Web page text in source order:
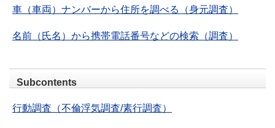
車（車両）ナンバーから住所を調べる（身元調査）
名前（氏名）から携帯電話番号などの検索（調査）
Subcontents
行動調査（不倫浮気調査/素行調査）